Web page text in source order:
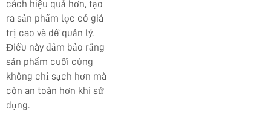
cách hiệu quả hơn, tạo
ra sản phẩm lọc có giá
trị cao và dễ quản lý.
Điều này đảm bảo rằng
sản phẩm cuối cùng
không chỉ sạch hơn mà
còn an toàn hơn khi sử
dụng.